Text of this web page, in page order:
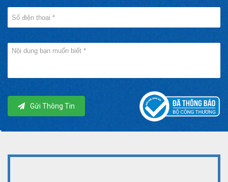
Gửi Thông Tin